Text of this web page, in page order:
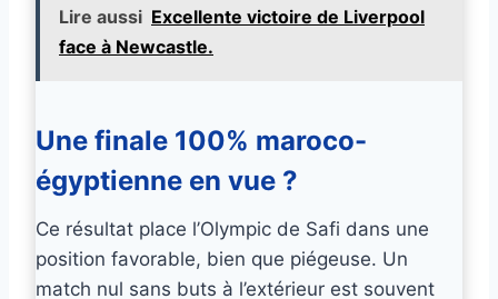
Lire aussi Excellente victoire de Liverpool
face à Newcastle.
Une finale 100% maroco-
égyptienne en vue ?
Ce résultat place l’Olympic de Safi dans une
position favorable, bien que piégeuse. Un
match nul sans buts à l’extérieur est souvent